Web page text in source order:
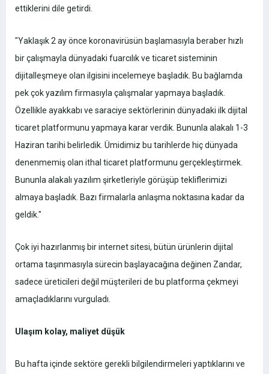
ettiklerini dile getirdi.
"Yaklaşık 2 ay önce koronavirüsün başlamasıyla beraber hızlı
bir çalışmayla dünyadaki fuarcılık ve ticaret sisteminin
dijitalleşmeye olan ilgisini incelemeye başladık. Bu bağlamda
pek çok yazılım firmasıyla çalışmalar yapmaya başladık.
Özellikle ayakkabı ve saraciye sektörlerinin dünyadaki ilk dijital
ticaret platformunu yapmaya karar verdik. Bununla alakalı 1-3
Haziran tarihi belirledik. Ümidimiz bu tarihlerde hiç dünyada
denenmemiş olan ithal ticaret platformunu gerçekleştirmek.
Bununla alakalı yazılım şirketleriyle görüşüp tekliflerimizi
almaya başladık. Bazı firmalarla anlaşma noktasına kadar da
geldik."
Çok iyi hazırlanmış bir internet sitesi, bütün ürünlerin dijital
ortama taşınmasıyla sürecin başlayacağına değinen Zandar,
sadece üreticileri değil müşterileri de bu platforma çekmeyi
amaçladıklarını vurguladı.
Ulaşım kolay, maliyet düşük
Bu hafta içinde sektöre gerekli bilgilendirmeleri yaptıklarını ve